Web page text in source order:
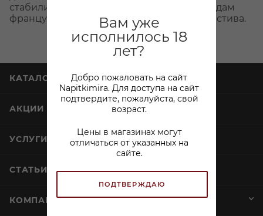
Вам уже
исполнилось 18
лет?
Добро пожаловать на сайт
Napitkimira. Для доступа на сайт
подтвердите, пожалуйста, свой
возраст.
Цены в магазинах могут
отличаться от указанных на
сайте.
ПОДТВЕРЖДАЮ
стабилизацию. Подавать можно как к блюдам
французской кухни, так и в качестве дижестива.
КАТАЛОГ
АКЦИИ
УСЛУГИ
СТАТЬИ
КОМПАНИЯ